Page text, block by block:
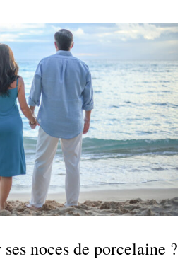
noces de porcelaine ?